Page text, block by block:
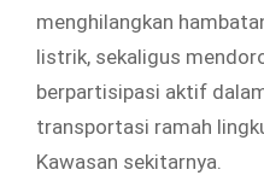
menghilangkan
listrik, sekaligus
berpartisipasi aktif
transportasi ramah
Kawasan sekitarnya.